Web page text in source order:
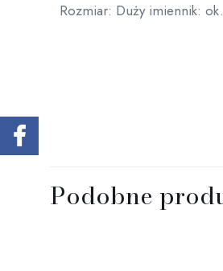
Rozmiar: Duży imiennik:
Podobne